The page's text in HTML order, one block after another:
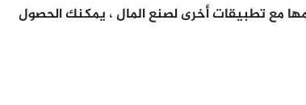
مع تطبيقات أخرى لصنع المال ، يمكنك الحصول